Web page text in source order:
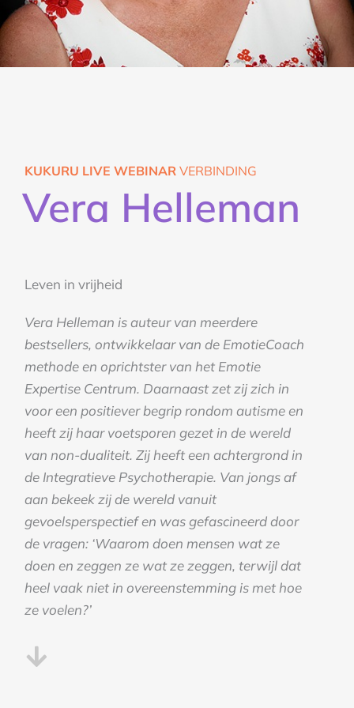
KUKURU LIVE WEBINARVERBINDING
Vera Helleman
Leven in vrijheid
Vera Helleman is auteur van meerdere
bestsellers, ontwikkelaar van de EmotieCoach
methode en oprichtster van het Emotie
Expertise Centrum. Daarnaast zet zij zich in
voor een positiever begrip rondom autisme en
heeft zij haar voetsporen gezet in de wereld
van non-dualiteit. Zij heeft een achtergrond in
de Integratieve Psychotherapie. Van jongs af
aan bekeek zij de wereld vanuit
gevoelsperspectief en was gefascineerd door
de vragen: ‘Waarom doen mensen wat ze
doen en zeggen ze wat ze zeggen, terwijl dat
heel vaak niet in overeenstemming is met hoe
ze voelen?’